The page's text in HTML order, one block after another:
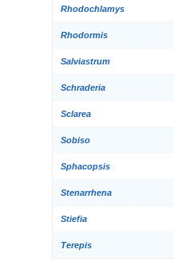
Rhodochlamys
Rhodormis
Salviastrum
Schraderia
Sclarea
Sobiso
Sphacopsis
Stenarrhena
Stiefia
Terepis